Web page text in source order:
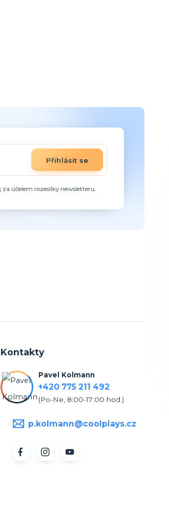
Přihlásit se
za účelem rozesílky newsletteru.
Kontakty
Pavel Kolmann
+420 775 211 492
(Po-Ne, 8:00-17:00 hod.)
p.kolmann@coolplays.cz